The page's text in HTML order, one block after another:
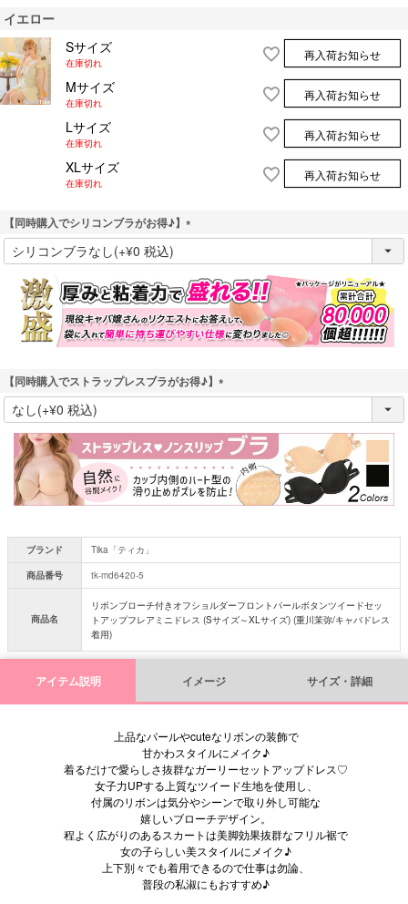
イエロー
Sサイズ
在庫切れ
再入荷お知らせ
Mサイズ
在庫切れ
再入荷お知らせ
Lサイズ
在庫切れ
再入荷お知らせ
XLサイズ
在庫切れ
再入荷お知らせ
【同時購入でシリコンブラがお得♪】
(
)
【同時購入でストラップレスブラがお得♪】
(
須
)
ブランド
Tika「ティカ」
商品番号
tk-md6420-5
商品名
リボンブローチ付きオフショルダーフロントパールボタンツイードセッ
トアップフレアミニドレス (Sサイズ～XLサイズ) (重川茉弥/キャバドレス
着用)
アイテム説明 イメージ サイズ・詳細
上品なパールやcuteなリボンの装飾で
甘かわスタイルにメイク♪
着るだけで愛らしさ抜群なガーリーセットアップドレス♡
女子力UPする上質なツイード生地を使用し、
付属のリボンは気分やシーンで取り外し可能な
嬉しいブローチデザイン。
程よく広がりのあるスカートは美脚効果抜群なフリル裾で
女の子らしい美スタイルにメイク♪
上下別々でも着用できるので仕事は勿論、
普段の私淑にもおすすめ♪